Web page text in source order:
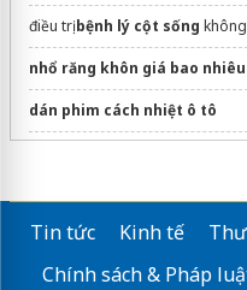
điều trịbệnh lý cột sống
nhổ răng khôn giá bao nhiêu
dán phim cách nhiệt ô tô
Cách chữa gai khớp gối hiệu
Sửa máy rửa bát bosch
Tin tức Kinh tế
Chính sách & Pháp